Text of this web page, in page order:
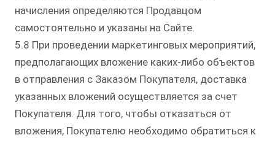
начисления определяются Продавцом
самостоятельно и указаны на Сайте.
5.8 При проведении маркетинговых мероприятий,
предполагающих вложение каких-либо объектов
в отправления с Заказом Покупателя, доставка
указанных вложений осуществляется за счет
Покупателя. Для того, чтобы отказаться от
вложения, Покупателю необходимо обратиться к